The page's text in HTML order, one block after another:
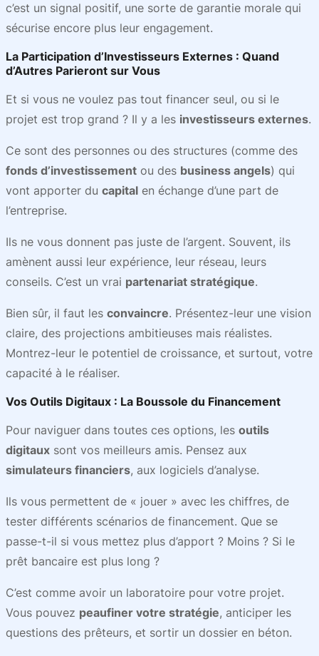
c’est un signal positif, une sorte de garantie morale qui
sécurise encore plus leur engagement.
La Participation d’Investisseurs Externes : Quand
d’Autres Parieront sur Vous
Et si vous ne voulez pas tout financer seul, ou si le
projet est trop grand ? Il y a les investisseurs externes.
Ce sont des personnes ou des structures (comme des
fonds d’investissement ou des business angels) qui
vont apporter du capital en échange d’une part de
l’entreprise.
Ils ne vous donnent pas juste de l’argent. Souvent, ils
amènent aussi leur expérience, leur réseau, leurs
conseils. C’est un vrai partenariat stratégique.
Bien sûr, il faut les convaincre. Présentez-leur une vision
claire, des projections ambitieuses mais réalistes.
Montrez-leur le potentiel de croissance, et surtout, votre
capacité à le réaliser.
Vos Outils Digitaux : La Boussole du Financement
Pour naviguer dans toutes ces options, les outils
digitaux sont vos meilleurs amis. Pensez aux
simulateurs financiers, aux logiciels d’analyse.
Ils vous permettent de « jouer » avec les chiffres, de
tester différents scénarios de financement. Que se
passe-t-il si vous mettez plus d’apport ? Moins ? Si le
prêt bancaire est plus long ?
C’est comme avoir un laboratoire pour votre projet.
Vous pouvez peaufiner votre stratégie, anticiper les
questions des prêteurs, et sortir un dossier en béton.